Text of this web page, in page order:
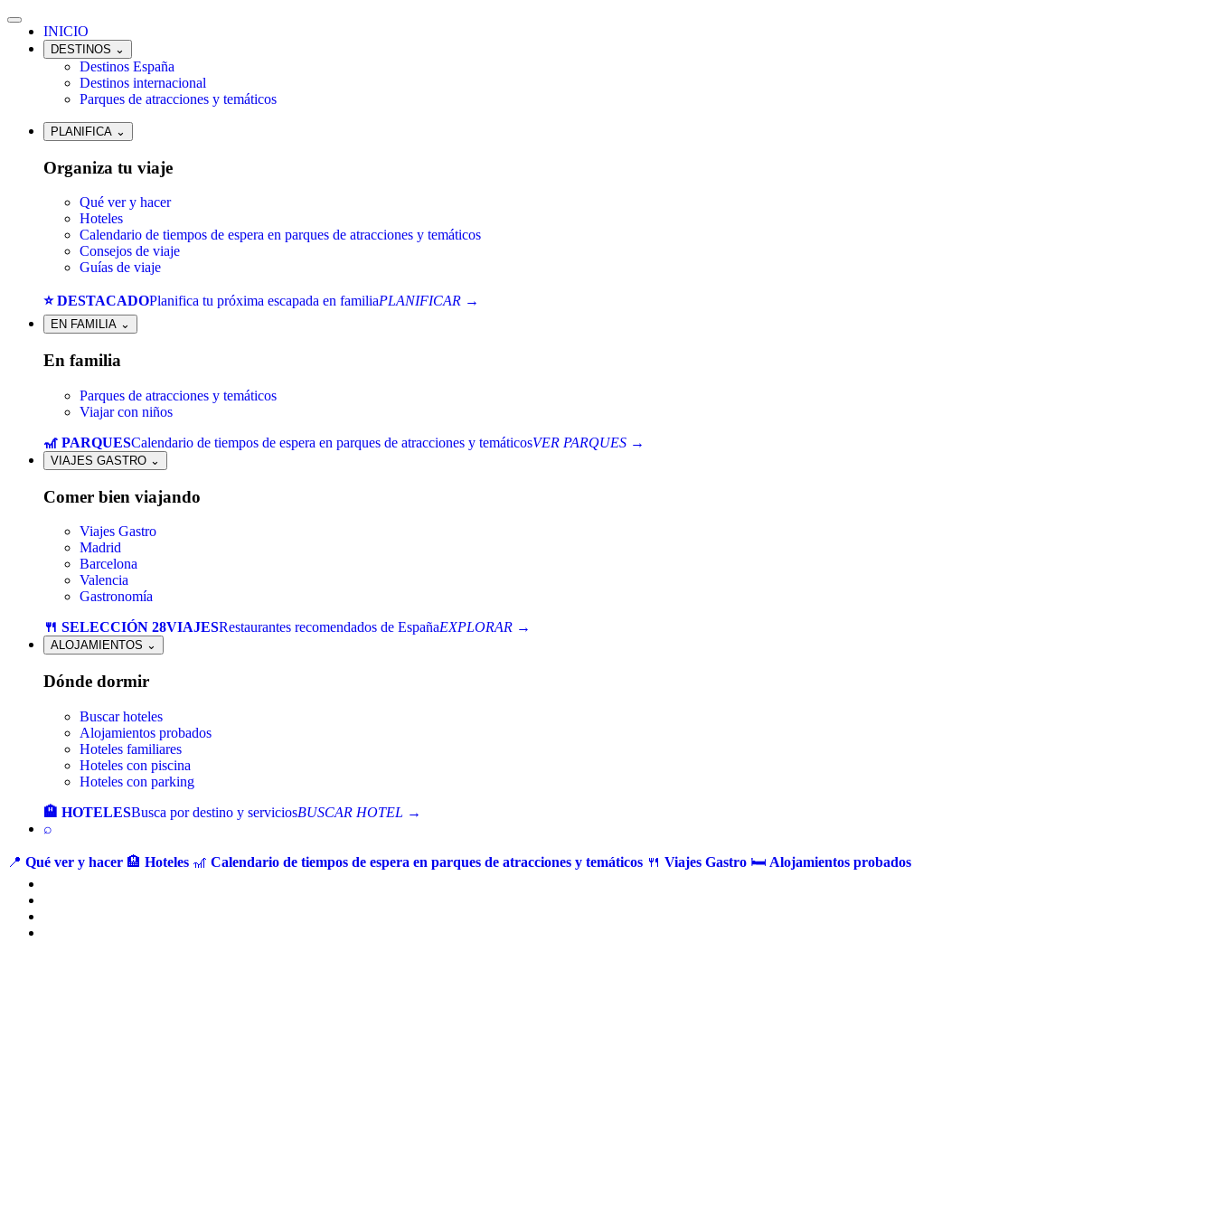
INICIO
DESTINOS ⌄
Destinos España
Destinos internacional
Parques de atracciones y temáticos
PLANIFICA ⌄
Organiza tu viaje
Qué ver y hacer
Hoteles
Calendario de tiempos de espera en parques de atracciones y temáticos
Consejos de viaje
Guías de viaje
⭐ DESTACADOPlanifica tu próxima escapada en familiaPLANIFICAR →
EN FAMILIA ⌄
En familia
Parques de atracciones y temáticos
Viajar con niños
🎢 PARQUESCalendario de tiempos de espera en parques de atracciones y temáticosVER PARQUES →
VIAJES GASTRO ⌄
Comer bien viajando
Viajes Gastro
Madrid
Barcelona
Valencia
Gastronomía
🍴 SELECCIÓN 28VIAJESRestaurantes recomendados de EspañaEXPLORAR →
ALOJAMIENTOS ⌄
Dónde dormir
Buscar hoteles
Alojamientos probados
Hoteles familiares
Hoteles con piscina
Hoteles con parking
🏨 HOTELESBusca por destino y serviciosBUSCAR HOTEL →
⌕
📍 Qué ver y hacer 🏨 Hoteles 🎢 Calendario de tiempos de espera en parques de atracciones y temáticos 🍴 Viajes Gastro 🛏️ Alojamientos probados
contenido